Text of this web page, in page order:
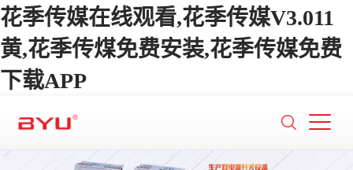
花季传媒在线观看,花季传媒V3.011
黄,花季传煤免费安装,花季传媒免费
下载APP